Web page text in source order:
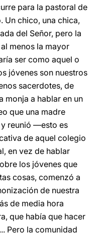
para la pastoral de
Un chico, una chica,
del Señor, pero la
menos la mayor
ser como aquel o
jóvenes son nuestros
sacerdotes, de
monja a hablar en un
que una madre
reunió ―esto es
de aquel colegio
en vez de hablar
los jóvenes que
cosas, comenzó a
de nuestra
de media hora
que había que hacer
Pero la comunidad